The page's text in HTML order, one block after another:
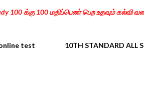
100 க்கு 100 மதிப்பெண் பெற உதவும் கல்வி
test 10TH STANDARD ALL